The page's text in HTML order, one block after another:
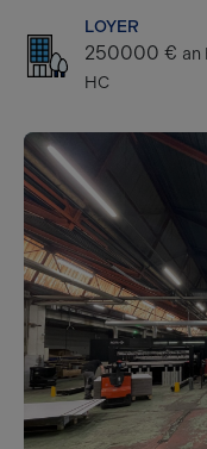
LOYER
250000 € an
HC